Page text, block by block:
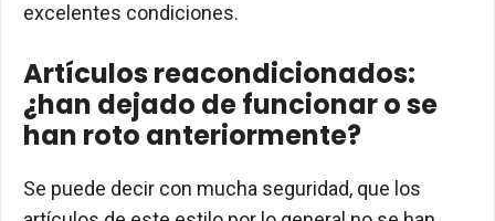
excelentes condiciones.
Artículos reacondicionados:
¿han dejado de funcionar o se
han roto anteriormente?
Se puede decir con mucha seguridad, que los